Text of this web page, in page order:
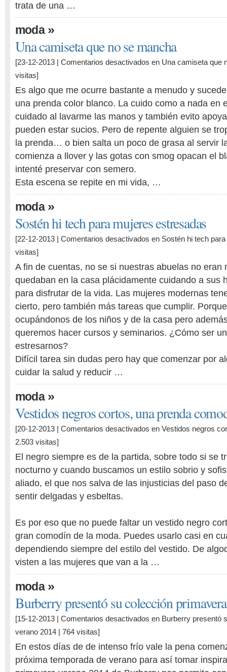
trata de una …
moda»
Una camiseta que no se mancha
[23-12-2013 | Comentarios desactivados en Una camiseta que
visitas]
Es algo que me ocurre bastante a menudo y
una prenda color blanco. La cuido como a nada en
cuidado al lavarme las manos y también evito
pueden estar sucios. Pero de repente alguien se
la prenda… o bien salta un poco de grasa al servir
comienza a llover y las gotas con smog opacan el
intenté preservar con semero.
Esta escena se repite en mi vida, …
moda»
Sostén hi tech para mujeres estresadas
[22-12-2013 | Comentarios desactivados en Sostén hi tech
visitas]
A fin de cuentas, no se si nuestras abuelas no eran
quedaban en la casa plácidamente cuidando a sus
para disfrutar de la vida. Las mujeres modernas
cierto, pero también más tareas que cumplir.
ocupándonos de los niños y de la casa pero
queremos hacer cursos y seminarios. ¿Cómo ser
estresarnos?
Difícil tarea sin dudas pero hay que comenzar por
cuidar la salud y reducir …
moda»
Vestidos negros cortos, una prenda
[20-12-2013 | Comentarios desactivados en Vestidos negros
2.503 visitas]
El negro siempre es de la partida, sobre todo si se
nocturno y cuando buscamos un estilo sobrio y
aliado, el que nos salva de las injusticias del paso
sentir delgadas y esbeltas.
Es por eso que no puede faltar un vestido negro
gran comodín de la moda. Puedes usarlo casi en
dependiendo siempre del estilo del vestido. De
visten a las mujeres que van a la …
moda»
Burberry presentó su colección
[15-12-2013 | Comentarios desactivados en Burberry presentó
verano 2014 | 764 visitas]
En estos días de de intenso frío vale la pena
próxima temporada de verano para así tomar